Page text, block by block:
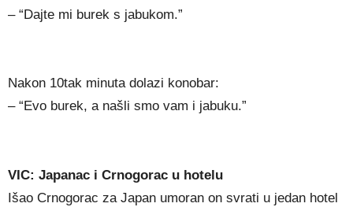
– “Dajte mi burek s jabukom.”
Nakon 10tak minuta dolazi konobar:
– “Evo burek, a našli smo vam i jabuku.”
VIC: Japanac i Crnogorac u hotelu
Išao Crnogorac za Japan umoran on svrati u jedan hotel